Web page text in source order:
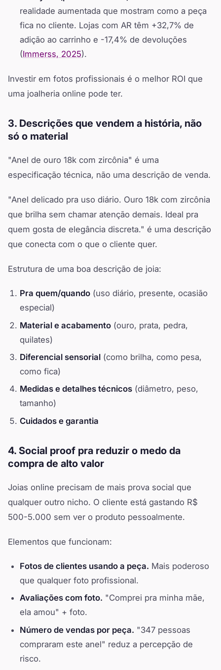
realidade aumentada que mostram como a peça
fica no cliente. Lojas com AR têm +32,7% de
adição ao carrinho e -17,4% de devoluções
(Immerss, 2025).
Investir em fotos profissionais é o melhor ROI que
uma joalheria online pode ter.
3. Descrições que vendem a história, não
só o material
"Anel de ouro 18k com zircônia" é uma
especificação técnica, não uma descrição de venda.
"Anel delicado pra uso diário. Ouro 18k com zircônia
que brilha sem chamar atenção demais. Ideal pra
quem gosta de elegância discreta." é uma descrição
que conecta com o que o cliente quer.
Estrutura de uma boa descrição de joia:
Pra quem/quando (uso diário, presente, ocasião
especial)
Material e acabamento (ouro, prata, pedra,
quilates)
Diferencial sensorial (como brilha, como pesa,
como fica)
Medidas e detalhes técnicos (diâmetro, peso,
tamanho)
Cuidados e garantia
4. Social proof pra reduzir o medo da
compra de alto valor
Joias online precisam de mais prova social que
qualquer outro nicho. O cliente está gastando R$
500-5.000 sem ver o produto pessoalmente.
Elementos que funcionam:
Fotos de clientes usando a peça. Mais poderoso
que qualquer foto profissional.
Avaliações com foto. "Comprei pra minha mãe,
ela amou" + foto.
Número de vendas por peça. "347 pessoas
compraram este anel" reduz a percepção de
risco.